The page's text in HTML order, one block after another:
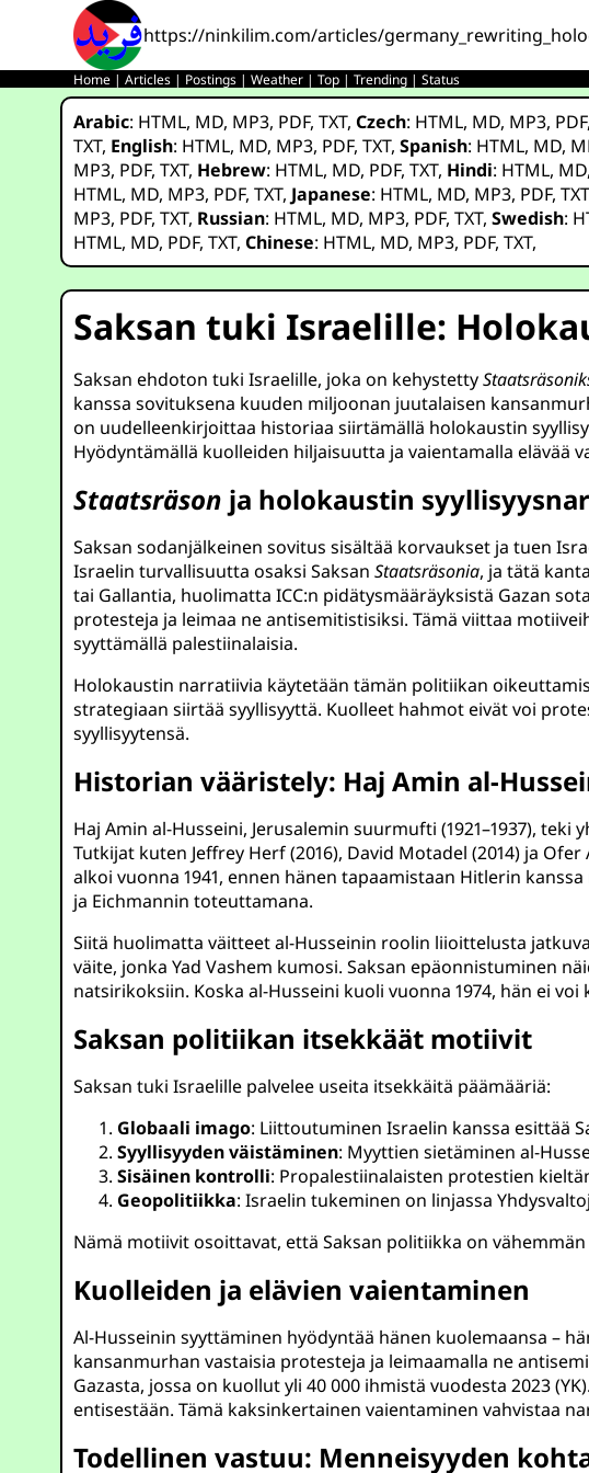
https://ninkilim.com/articles/
Home |Articles | Postings |Weather |Top |Trending |Status
Arabic: HTML, MD, MP3, PDF,TXT,Czech: HTML, MD, MP3, PDF
TXT, English: HTML, MD, MP3, PDF,TXT,Spanish: HTML, MD,
MP3, PDF,TXT, Hebrew: HTML, MD, PDF,TXT, Hindi: HTML, MD,
HTML, MD, MP3, PDF,TXT, Japanese: HTML, MD, MP3, PDF,TXT
MP3, PDF,TXT, Russian: HTML, MD, MP3, PDF,TXT,Swedish:
HTML, MD, PDF,TXT,Chinese: HTML, MD, MP3, PDF,TXT,
Saksan tuki Israelille:
Saksan ehdoton tuki Israelille, joka on kehystetty
kanssa sovituksena kuuden miljoonan juutalaisen
on uudelleenkirjoittaa historiaa siirtämällä holokaustin
Hyödyntämällä kuolleiden hiljaisuutta ja vaientamalla elävää
Staatsräson ja holokaustin
Saksan sodanjälkeinen sovitus sisältää korvaukset ja tuen
Israelin turvallisuutta osaksi SaksanStaatsräsonia, ja tätä
tai Gallantia, huolimatta ICC:n pidätysmääräyksistä Gazan
protesteja ja leimaa ne antisemitistisiksi. Tämä viittaa
syyttämällä palestiinalaisia.
Holokaustin narratiivia käytetään tämän politiikan
strategiaan siirtää syyllisyyttä. Kuolleet hahmot eivät voi
syyllisyytensä.
Historian vääristely: Haj Amin al-
Haj Amin al-Husseini, Jerusalemin suurmufti (1921–1937),
Tutkijat kuten Jeffrey Herf (2016), David Motadel (2014) ja
alkoi vuonna 1941, ennen hänen tapaamistaan Hitlerin
ja Eichmannin toteuttamana.
Siitä huolimatta väitteet al-Husseinin roolin liioittelusta
väite, jonka Yad Vashem kumosi. Saksan epäonnistuminen
natsirikoksiin. Koska al-Husseini kuoli vuonna 1974, hän ei
Saksan politiikan itsekkäät motiivit
Saksan tuki Israelille palvelee useita itsekkäitä päämääriä:
Globaali imago: Liittoutuminen Israelin kanssa esittää
Syyllisyyden väistäminen: Myyttien sietäminen al-
Sisäinen kontrolli: Propalestiinalaisten protestien
Geopolitiikka: Israelin tukeminen on linjassa
Nämä motiivit osoittavat, että Saksan politiikka on
Kuolleiden ja elävien vaientaminen
Al-Husseinin syyttäminen hyödyntää hänen kuolemaansa –
kansanmurhan vastaisia protesteja ja leimaamalla ne
Gazasta, jossa on kuollut yli 40 000 ihmistä vuodesta 2023
entisestään. Tämä kaksinkertainen vaientaminen vahvistaa
Todellinen vastuu: Menneisyyden